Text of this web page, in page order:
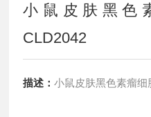
小鼠皮肤黑色
CLD2042
描述：小鼠皮肤黑色素瘤细